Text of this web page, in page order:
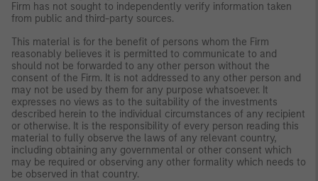
Firm has not sought to independently verify information taken
from public and third-party sources.
This material is for the benefit of persons whom the Firm
reasonably believes it is permitted to communicate to and
should not be forwarded to any other person without the
consent of the Firm. It is not addressed to any other person and
may not be used by them for any purpose whatsoever. It
expresses no views as to the suitability of the investments
described herein to the individual circumstances of any recipient
or otherwise. It is the responsibility of every person reading this
material to fully observe the laws of any relevant country,
including obtaining any governmental or other consent which
may be required or observing any other formality which needs to
be observed in that country.